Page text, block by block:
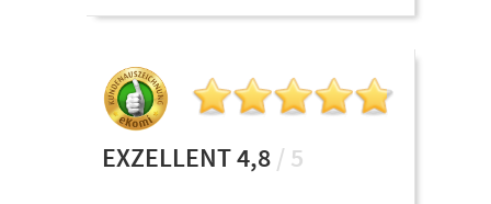
EXZELLENT 4,8 / 5